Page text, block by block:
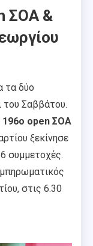
ΣΟΑ &
τα δύο
του Σαββάτου.
196ο open ΣΟΑ
ξεκίνησε
συμμετοχές.
στις 6.30